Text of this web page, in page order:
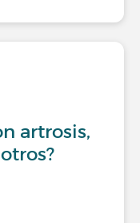
artrosis,